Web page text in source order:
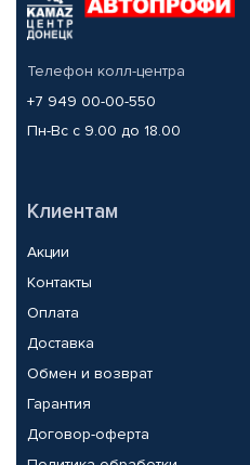
Телефон колл-центра
+7 949 00-00-550
Пн-Вс с 9.00 до 18.00
Клиентам
Акции
Контакты
Оплата
Доставка
Обмен и возврат
Гарантия
Договор-оферта